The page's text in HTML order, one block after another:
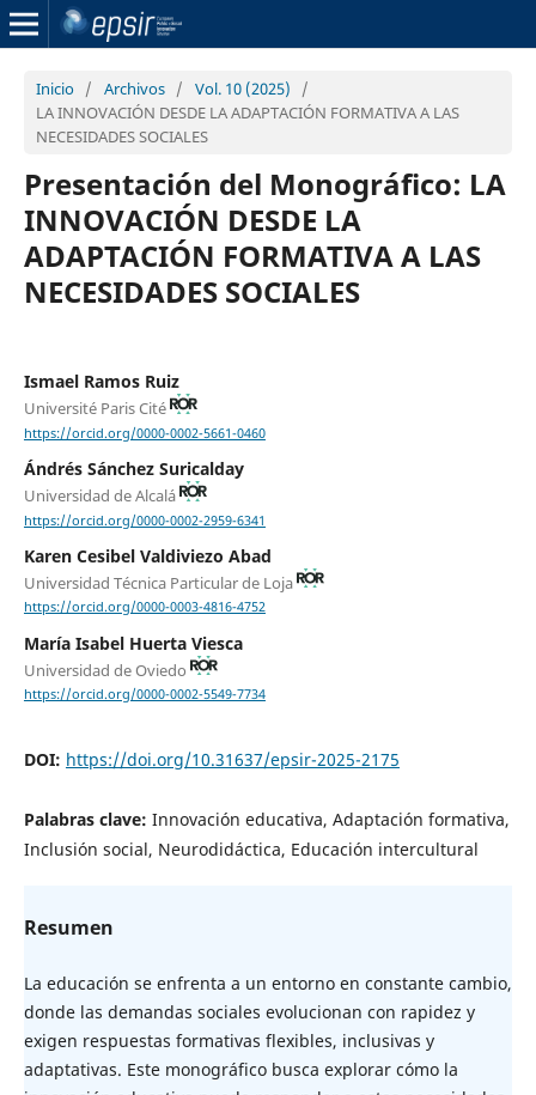
Inicio / Archivos / Vol. 10 (2025)
/
LA INNOVACIÓN DESDE LA ADAPTACIÓN FORMATIVA A LAS
NECESIDADES SOCIALES
Presentación del Monográfico: LA
INNOVACIÓN DESDE LA
ADAPTACIÓN FORMATIVA A LAS
NECESIDADES SOCIALES
Ismael Ramos Ruiz
Université Paris Cité
https://orcid.org/0000-0002-5661-0460
Ándrés Sánchez Suricalday
Universidad de Alcalá
https://orcid.org/0000-0002-2959-6341
Karen Cesibel Valdiviezo Abad
Universidad Técnica Particular de Loja
https://orcid.org/0000-0003-4816-4752
María Isabel Huerta Viesca
Universidad de Oviedo
https://orcid.org/0000-0002-5549-7734
DOI: https://doi.org/10.31637/epsir-2025-2175
Palabras clave: Innovación educativa, Adaptación formativa,
Inclusión social, Neurodidáctica, Educación intercultural
Resumen
La educación se enfrenta a un entorno en constante cambio,
donde las demandas sociales evolucionan con rapidez y
exigen respuestas formativas flexibles, inclusivas y
adaptativas. Este monográfico busca explorar cómo la